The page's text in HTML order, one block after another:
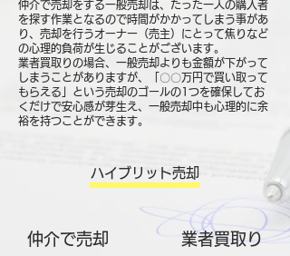
仲介で売却をする一般売却は、たった一人の購入者
を探す作業となるので時間がかかってしまう事があ
り、売却を行うオーナー（売主）にとって焦りなど
の心理的負荷が生じることがございます。
業者買取りの場合、一般売却よりも金額が下がって
しまうことがありますが、「〇〇万円で買い取って
もらえる」という売却のゴールの1つを確保してお
くだけで安心感が芽生え、一般売却中も心理的に余
裕を持つことができます。
ハイブリット売却
仲介で売却 ​業者買取り